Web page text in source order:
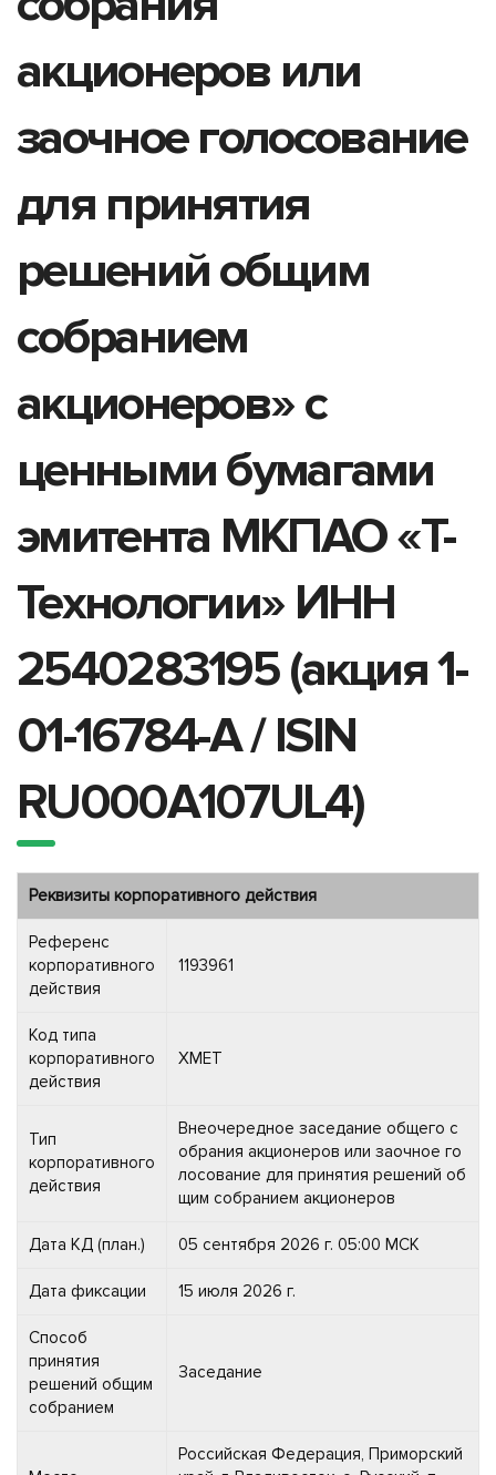
акционеров или
заочное голосование
для принятия
решений общим
собранием
акционеров» с
ценными бумагами
эмитента МКПАО «Т-
Технологии» ИНН
2540283195 (акция 1-
01-16784-A / ISIN
RU000A107UL4)
Реквизиты корпоративного действия
Референс
корпоративного
действия
1193961
Код типа
корпоративного
действия
XMET
Тип
корпоративного
действия
Внеочередное заседание общего с
обрания акционеров или заочное го
лосование для принятия решений об
щим собранием акционеров
Дата КД (план.) 05 сентября 2026 г. 05:00 МСК
Дата фиксации 15 июля 2026 г.
Способ
принятия
решений общим
собранием
Заседание
Российская Федерация, Приморский